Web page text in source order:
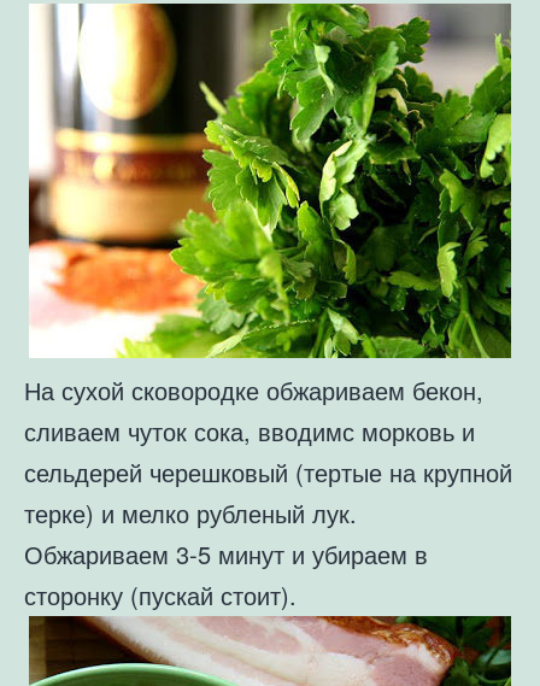
На сухой сковородке обжариваем бекон,
сливаем чуток сока, вводимс морковь и
сельдерей черешковый (тертые на крупной
терке) и мелко рубленый лук.
Обжариваем 3-5 минут и убираем в
сторонку (пускай стоит).